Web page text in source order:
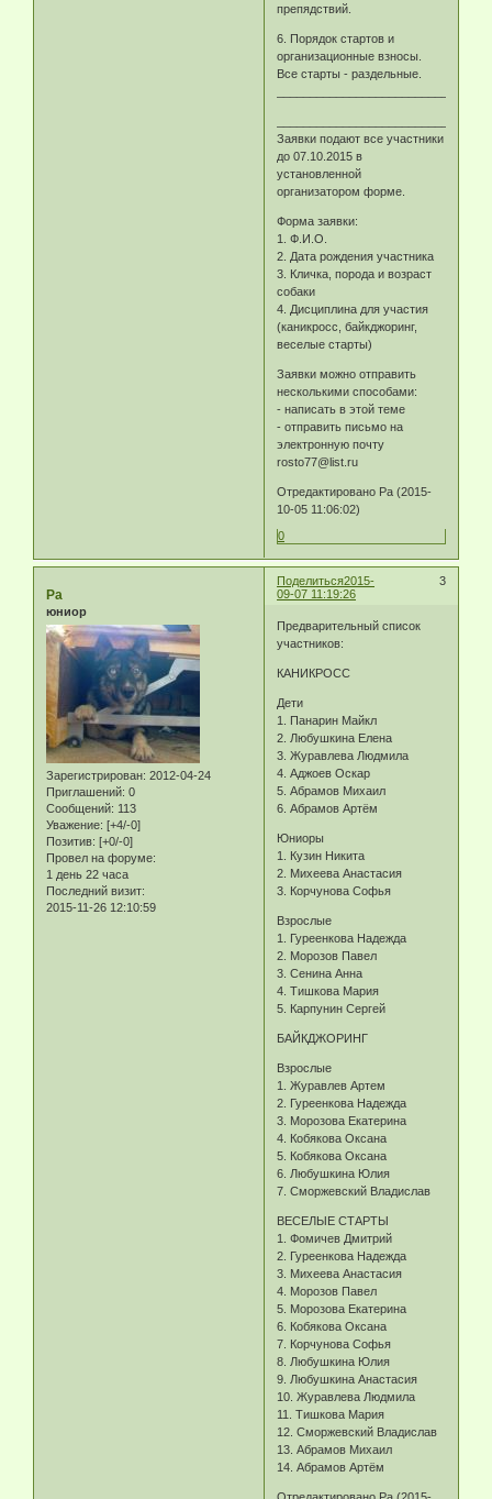
препядствий.
6. Порядок стартов и
организационные взносы.
Все старты - раздельные.
Заявки подают все участники
до 07.10.2015 в
установленной
организатором форме.
Форма заявки:
1. Ф.И.О.
2. Дата рождения участника
3. Кличка, порода и возраст
собаки
4. Дисциплина для участия
(каникросс, байкджоринг,
веселые старты)
Заявки можно отправить
несколькими способами:
- написать в этой теме
- отправить письмо на
электронную почту
rosto77@list.ru
Отредактировано Ра (2015-
10-05 11:06:02)
0
Поделиться 3
2015-
09-07 11:19:26
Ра
юниор
Зарегистрирован: 2012-04-24
Приглашений: 0
Сообщений: 113
Уважение: [+4/-0]
Позитив: [+0/-0]
Провел на форуме:
1 день 22 часа
Последний визит:
2015-11-26 12:10:59
Предварительный список
участников:
КАНИКРОСС
Дети
1. Панарин Майкл
2. Любушкина Елена
3. Журавлева Людмила
4. Аджоев Оскар
5. Абрамов Михаил
6. Абрамов Артём
Юниоры
1. Кузин Никита
2. Михеева Анастасия
3. Корчунова Софья
Взрослые
1. Гуреенкова Надежда
2. Морозов Павел
3. Сенина Анна
4. Тишкова Мария
5. Карпунин Сергей
БАЙКДЖОРИНГ
Взрослые
1. Журавлев Артем
2. Гуреенкова Надежда
3. Морозова Екатерина
4. Кобякова Оксана
5. Кобякова Оксана
6. Любушкина Юлия
7. Сморжевский Владислав
ВЕСЕЛЫЕ СТАРТЫ
1. Фомичев Дмитрий
2. Гуреенкова Надежда
3. Михеева Анастасия
4. Морозов Павел
5. Морозова Екатерина
6. Кобякова Оксана
7. Корчунова Софья
8. Любушкина Юлия
9. Любушкина Анастасия
10. Журавлева Людмила
11. Тишкова Мария
12. Сморжевский Владислав
13. Абрамов Михаил
14. Абрамов Артём